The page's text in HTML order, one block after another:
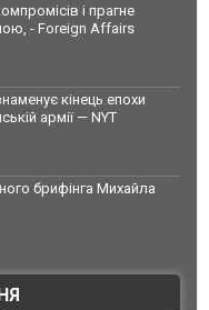
і прагне
- Foreign Affairs
кінець епохи
армії — NYT
брифінга Михайла